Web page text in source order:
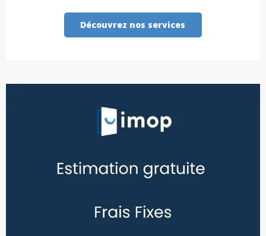
Découvrez nos services